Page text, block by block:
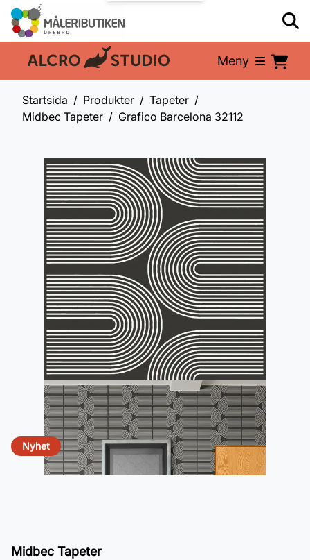
En del av: Meny
Startsida Produkter
Tapeter
Midbec Tapeter
Grafico Barcelona 32112
Nyhet
Midbec Tapeter